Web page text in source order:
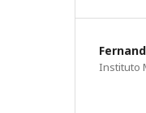
Instituto